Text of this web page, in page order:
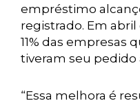
empréstimo
registrado. Em
11% das empresas
tiveram seu pedido
“Essa melhora é